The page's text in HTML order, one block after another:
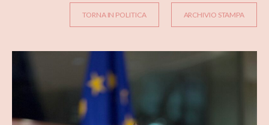
TORNA IN POLITICA ARCHIVIO STAMPA